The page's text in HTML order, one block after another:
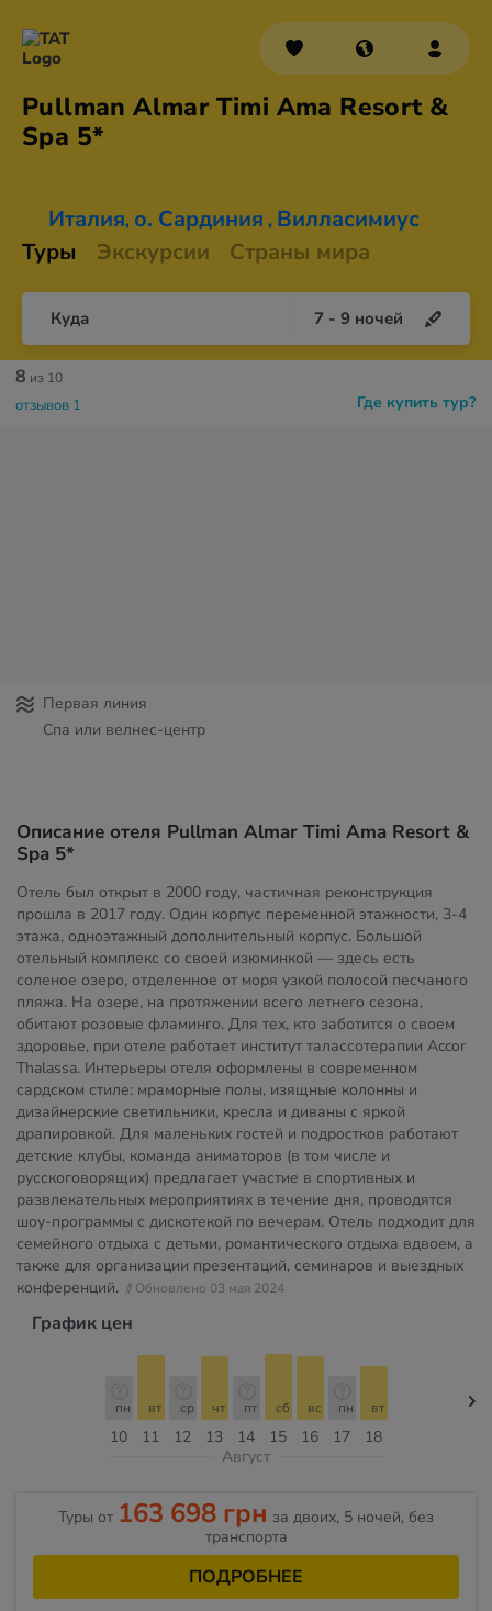
Pullman Almar Timi Ama Resort &
Spa 5*
Италия, о. Сардиния , Вилласимиус
Туры
Экскурсии Страны мира
Куда 7 - 9 ночей
Где купить тур?
8 из 10
отзывов 1
Первая линия
Спа или велнес-центр
Описание отеля Pullman Almar Timi Ama Resort &
Spa 5*
Отель был открыт в 2000 году, частичная реконструкция
прошла в 2017 году. Один корпус переменной этажности, 3-4
этажа, одноэтажный дополнительный корпус. Большой
отельный комплекс со своей изюминкой — здесь есть
соленое озеро, отделенное от моря узкой полосой песчаного
пляжа. На озере, на протяжении всего летнего сезона,
обитают розовые фламинго. Для тех, кто заботится о своем
здоровье, при отеле работает институт талассотерапии Accor
Thalassa. Интерьеры отеля оформлены в современном
сардском стиле: мраморные полы, изящные колонны и
дизайнерские светильники, кресла и диваны с яркой
драпировкой. Для маленьких гостей и подростков работают
детские клубы, команда аниматоров (в том числе и
русскоговорящих) предлагает участие в спортивных и
развлекательных мероприятиях в течение дня, проводятся
шоу-программы с дискотекой по вечерам. Отель подходит для
семейного отдыха с детьми, романтического отдыха вдвоем, а
также для организации презентаций, семинаров и выездных
конференций. // Обновлено 03 мая 2024
График цен
10
пн
11
вт
12
ср
13
чт
14
пт
15
сб
16
вс
17
пн
18
вт
Август
Туры от 163 698 грн за двоих, 5 ночей, без
транспорта
ПОДРОБНЕЕ